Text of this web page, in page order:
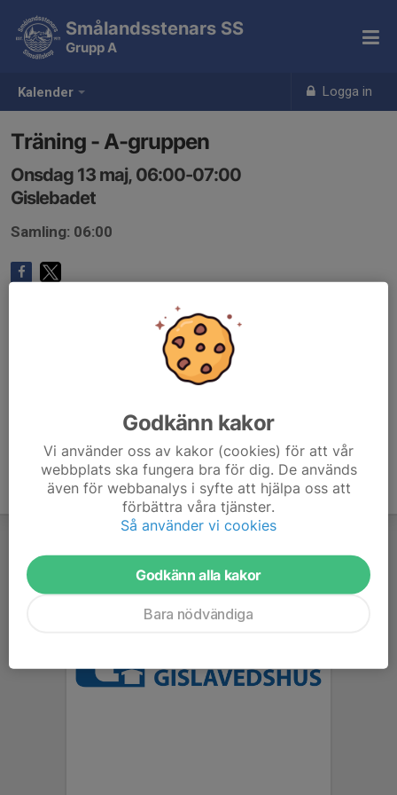
Kalender Logga in
Smålandsstenars SS
Grupp A
Träning - A-gruppen
Onsdag 13 maj, 06:00-07:00
Gislebadet
Samling: 06:00
Godkänn kakor
Vi använder oss av kakor (cookies) för att vår
webbplats ska fungera bra för dig. De används
även för webbanalys i syfte att hjälpa oss att
förbättra våra tjänster.
Så använder vi cookies
Godkänn alla kakor
Bara nödvändiga